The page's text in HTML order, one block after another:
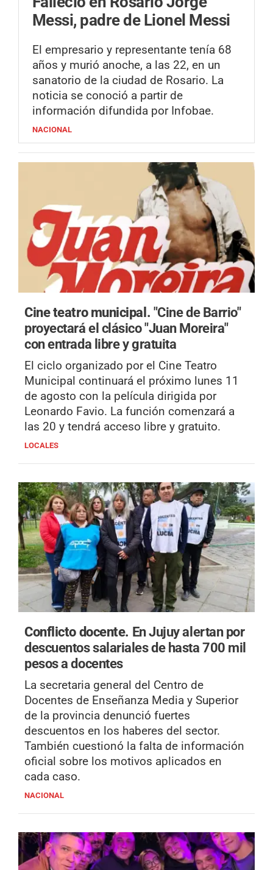
Messi, padre de Lionel Messi
El empresario y representante tenía 68
años y murió anoche, a las 22, en un
sanatorio de la ciudad de Rosario. La
noticia se conoció a partir de
información difundida por Infobae.
NACIONAL
Cine teatro municipal. "Cine de Barrio"
proyectará el clásico "Juan Moreira"
con entrada libre y gratuita
El ciclo organizado por el Cine Teatro
Municipal continuará el próximo lunes 11
de agosto con la película dirigida por
Leonardo Favio. La función comenzará a
las 20 y tendrá acceso libre y gratuito.
LOCALES
Conflicto docente. En Jujuy alertan por
descuentos salariales de hasta 700 mil
pesos a docentes
La secretaria general del Centro de
Docentes de Enseñanza Media y Superior
de la provincia denunció fuertes
descuentos en los haberes del sector.
También cuestionó la falta de información
oficial sobre los motivos aplicados en
cada caso.
NACIONAL